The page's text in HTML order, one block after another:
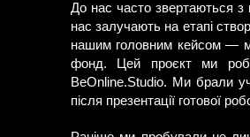
До нас часто звертаються з
нас залучають на етапі
нашим головним кейсом —
фонд. Цей проєкт ми
BeOnline.Studio. Ми брали
після презентації готової